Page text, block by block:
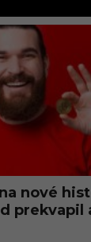
nové
prekvapil